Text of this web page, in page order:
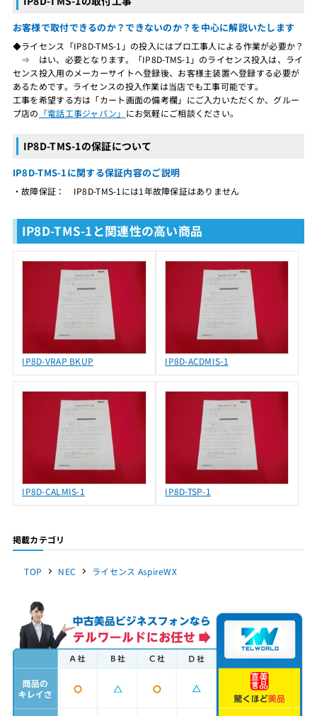
お客様で取付できるのか？できないのか？を中心に解説いたします
◆ライセンス「IP8D-TMS-1」の投入にはプロ工事人による作業が必要か？
⇒ はい、必要となります。「IP8D-TMS-1」のライセンス投入は、ライ
センス投入用のメーカーサイトへ登録後、お客様主装置へ登録する必要が
あるためです。ライセンスの投入作業は当店でも工事可能です。
工事を希望する方は「カート画面の備考欄」にご入力いただくか、グルー
プ店の 「電話工事ジャパン」 にお気軽にご相談ください。
IP8D-TMS-1の保証について
IP8D-TMS-1に関する保証内容のご説明
・故障保証： IP8D-TMS-1には1年故障保証はありません
IP8D-TMS-1と関連性の高い商品
IP8D-VRAP BKUP IP8D-ACDMIS-1
IP8D-CALMIS-1 IP8D-TSP-1
掲載カテゴリ
TOP NEC ライセンス AspireWX